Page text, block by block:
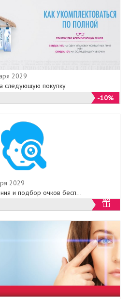
2029
следующую покупку
-10%
2029
и подбор очков бесп...